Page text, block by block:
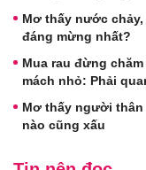
Mơ thấy nước
đáng mừng nhất?
Mua rau đừng
mách nhỏ: Phải
Mơ thấy người
nào cũng xấu